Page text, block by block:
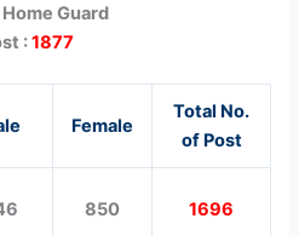
Guard
:1877
Female
Total No.
of Post
850 1696